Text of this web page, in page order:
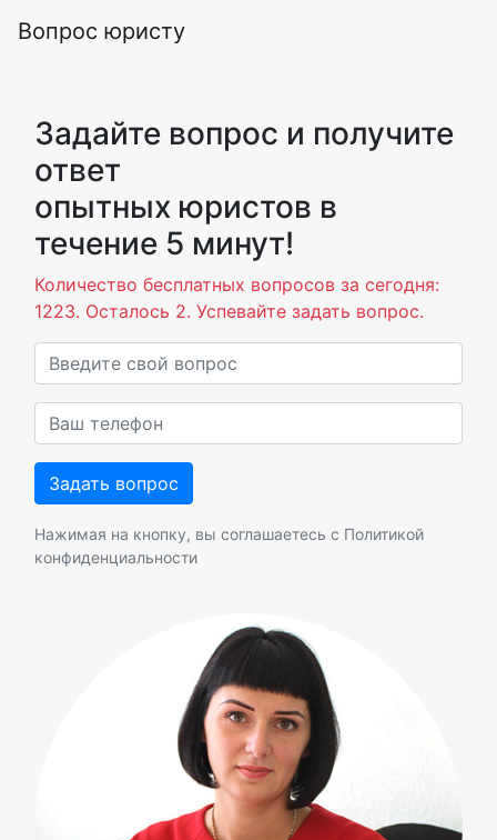
Вопрос юристу
Задайте вопрос и получите
ответ
опытных юристов в
течение 5 минут!
Количество бесплатных вопросов за сегодня:
1223. Осталось 2. Успевайте задать вопрос.
Нажимая на кнопку, вы соглашаетесь с Политикой
конфиденциальности